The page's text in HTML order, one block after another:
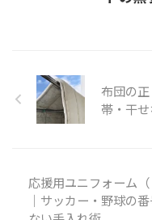
布団の
帯・干せ
応援用ユニフォーム
｜サッカー・野球の